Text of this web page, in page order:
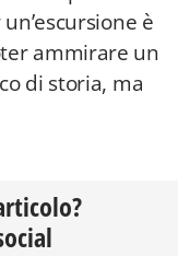
è
ammirare un
di storia, ma